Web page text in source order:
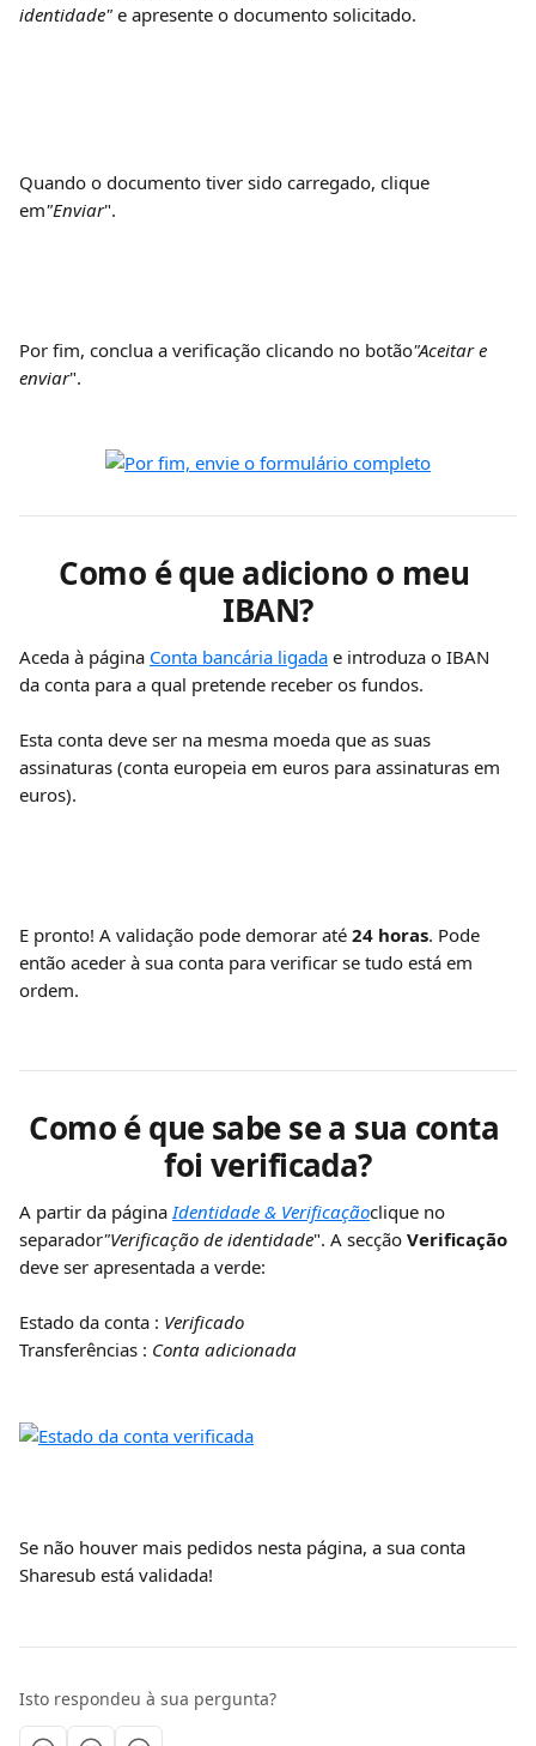
identidade" e apresente o documento solicitado.
Quando o documento tiver sido carregado, clique
em"Enviar".
Por fim, conclua a verificação clicando no botão"Aceitar e
enviar".
Como é que adiciono o meu
IBAN?
Aceda à página Conta bancária ligada e introduza o IBAN
da conta para a qual pretende receber os fundos.
Esta conta deve ser na mesma moeda que as suas
assinaturas (conta europeia em euros para assinaturas em
euros).
E pronto! A validação pode demorar até 24 horas. Pode
então aceder à sua conta para verificar se tudo está em
ordem.
Como é que sabe se a sua conta
foi verificada?
A partir da página Identidade & Verificaçãoclique no
separador"Verificação de identidade". A secção Verificação
deve ser apresentada a verde:
Estado da conta : Verificado
Transferências : Conta adicionada
Se não houver mais pedidos nesta página, a sua conta
Sharesub está validada!
Isto respondeu à sua pergunta?